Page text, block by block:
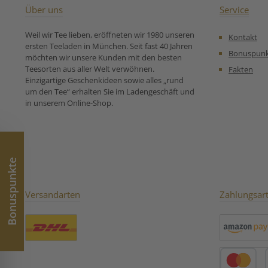
für Ayurveda Tee Kapha -
Über uns
Weil wir Tee lieben, eröffneten wir 1980 unseren
ersten Teeladen in München. Seit fast 40 Jahren
möchten wir unsere Kunden mit den besten
Teesorten aus aller Welt verwöhnen.
Einzigartige Geschenkideen sowie alles „rund
um den Tee“ erhalten Sie im Ladengeschäft und
in unserem Online-Shop.
Service
Kontakt
Fakten
Versandarten
Bonuspunkte